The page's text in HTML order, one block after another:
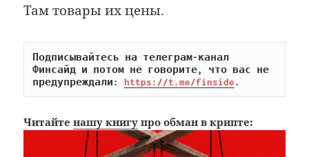
Там товары их цены.
Подписывайтесь на телеграм-канал
Финсайд и потом не говорите, что вас не
предупреждали: https://t.me/finside.
Читайтенашу книгу про обман в крипте: